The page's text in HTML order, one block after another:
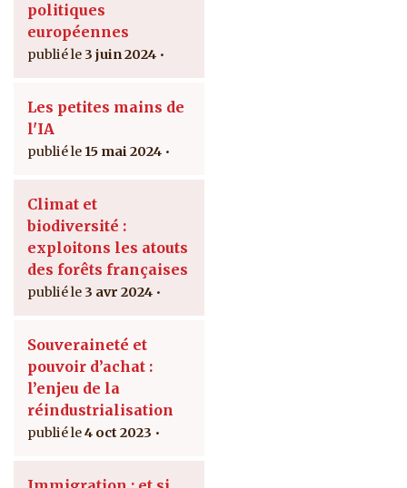
politiques
européennes
3 juin 2024
Les petites mains de
l'IA
15 mai 2024
Climat et
biodiversité :
exploitons les atouts
des forêts françaises
3 avr 2024
Souveraineté et
pouvoir d’achat :
l’enjeu de la
réindustrialisation
4 oct 2023